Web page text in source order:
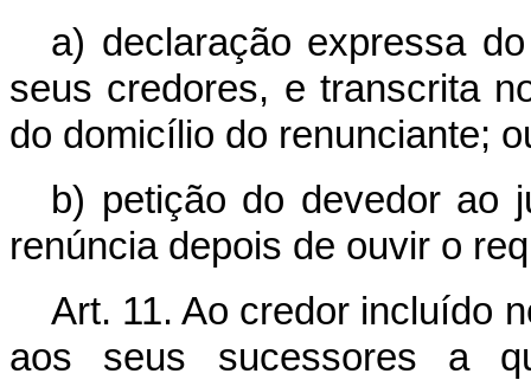
a) declaração expressa
seus credores, e transcrita
do domicílio do renunciante;
b) petição do devedor ao
renúncia depois de ouvir o
Art. 11. Ao credor incluído
aos seus sucessores a